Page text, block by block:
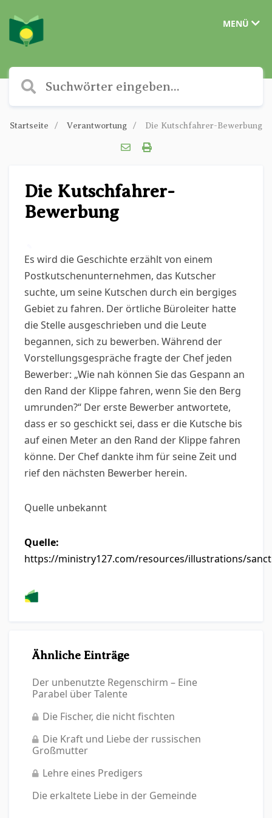
MENÜ
Startseite Verantwortung Die Kutschfahrer-Bewerbung
Die Kutschfahrer-
Bewerbung
Es wird die Geschichte erzählt von einem
Postkutschenunternehmen, das Kutscher
suchte, um seine Kutschen durch ein bergiges
Gebiet zu fahren. Der örtliche Büroleiter hatte
die Stelle ausgeschrieben und die Leute
begannen, sich zu bewerben. Während der
Vorstellungsgespräche fragte der Chef jeden
Bewerber: „Wie nah können Sie das Gespann an
den Rand der Klippe fahren, wenn Sie den Berg
umrunden?“ Der erste Bewerber antwortete,
dass er so geschickt sei, dass er die Kutsche bis
auf einen Meter an den Rand der Klippe fahren
könne. Der Chef dankte ihm für seine Zeit und
rief den nächsten Bewerber herein.
Quelle unbekannt
Quelle:
https://ministry127.com/resources/illustrations/
Ähnliche Einträge
Der unbenutzte Regenschirm – Eine
Parabel über Talente
Die Fischer, die nicht fischten
Die Kraft und Liebe der russischen
Großmutter
Lehre eines Predigers
Die erkaltete Liebe in der Gemeinde